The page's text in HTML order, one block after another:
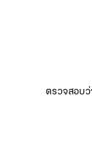
ตรวจสอบว่